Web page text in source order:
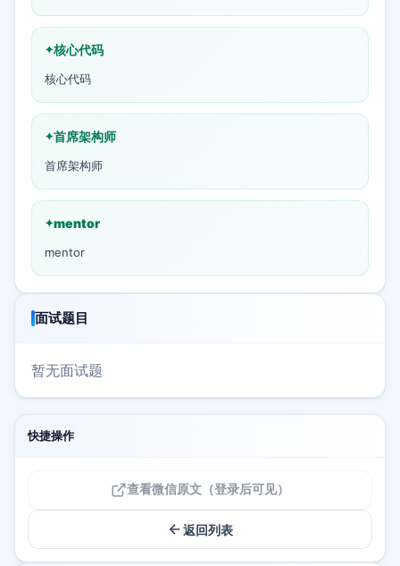
核心代码
核心代码
首席架构师
首席架构师
mentor
mentor
面试题目
暂无面试题
快捷操作
查看微信原文（登录后可见）
返回列表